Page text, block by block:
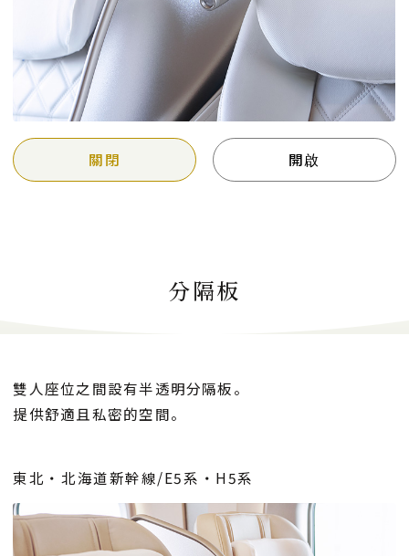
關閉 開啟
分隔板
雙人座位之間設有半透明分隔板。
提供舒適且私密的空間。
東北・北海道新幹線/E5系・H5系